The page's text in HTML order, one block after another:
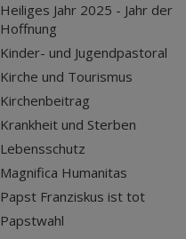
Heiliges Jahr 2025 - Jahr der
Hoffnung
Kinder- und Jugendpastoral
Kirche und Tourismus
Kirchenbeitrag
Krankheit und Sterben
Lebensschutz
Magnifica Humanitas
Papst Franziskus ist tot
Papstwahl